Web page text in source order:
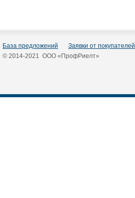
База предложений Заявки от покупателей
© 2014-2021 ООО «ПрофРиелт»